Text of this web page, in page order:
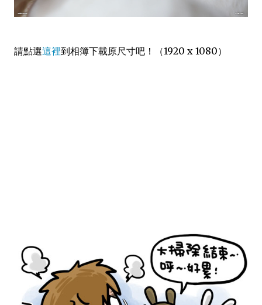
請點選這裡到相簿下載原尺寸吧！（1920 x 1080）